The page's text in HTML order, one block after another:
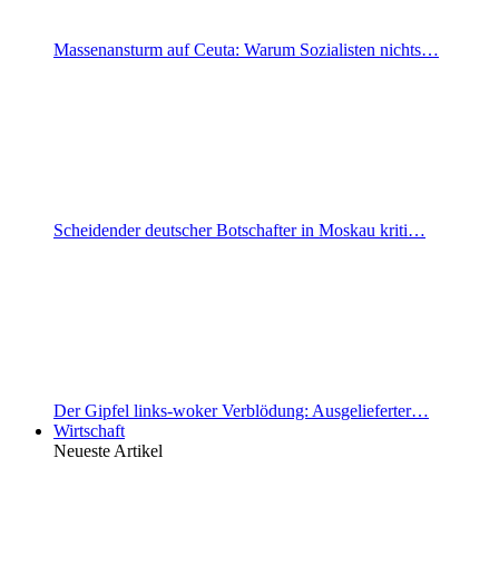
Massenansturm auf Ceuta: Warum Sozialisten nichts…
Scheidender deutscher Botschafter in Moskau kriti…
Der Gipfel links-woker Verblödung: Ausgelieferter…
Wirtschaft
Neueste Artikel